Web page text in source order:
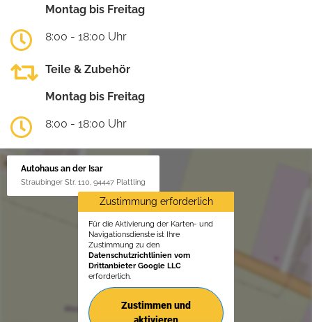
Montag bis Freitag
8:00 - 18:00 Uhr
Teile & Zubehör
Montag bis Freitag
8:00 - 18:00 Uhr
Autohaus an der Isar
Straubinger Str. 110, 94447 Plattling
Zustimmung erforderlich
Für die Aktivierung der Karten- und
Navigationsdienste ist Ihre
Zustimmung zu den
Datenschutzrichtlinien vom
Drittanbieter Google LLC
erforderlich.
Zustimmen und